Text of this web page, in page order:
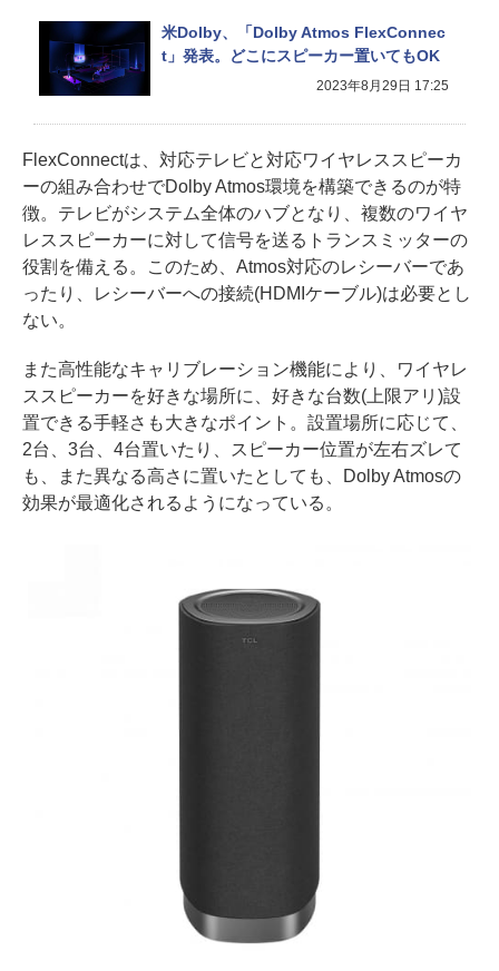
米Dolby、「Dolby Atmos FlexConnec
t」発表。どこにスピーカー置いてもOK
2023年8月29日 17:25
FlexConnectは、対応テレビと対応ワイヤレススピーカ
ーの組み合わせでDolby Atmos環境を構築できるのが特
徴。テレビがシステム全体のハブとなり、複数のワイヤ
レススピーカーに対して信号を送るトランスミッターの
役割を備える。このため、Atmos対応のレシーバーであ
ったり、レシーバーへの接続(HDMIケーブル)は必要とし
ない。
また高性能なキャリブレーション機能により、ワイヤレ
ススピーカーを好きな場所に、好きな台数(上限アリ)設
置できる手軽さも大きなポイント。設置場所に応じて、
2台、3台、4台置いたり、スピーカー位置が左右ズレて
も、また異なる高さに置いたとしても、Dolby Atmosの
効果が最適化されるようになっている。